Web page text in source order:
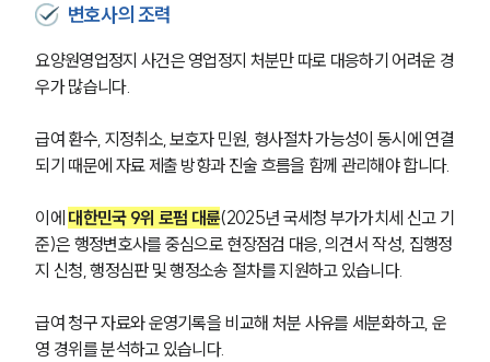
대륜법률상담예약
변호사의 조력
요양원영업정지 사건은 영업정지 처분만 따로 대응하기 어려운 경
우가 많습니다.
급여 환수, 지정취소, 보호자 민원, 형사절차 가능성이 동시에 연결
되기 때문에 자료 제출 방향과 진술 흐름을 함께 관리해야 합니다.
이에 대한민국 9위 로펌 대륜(2025년 국세청 부가가치세 신고 기
준)은 행정변호사를 중심으로 현장점검 대응, 의견서 작성, 집행정
지 신청, 행정심판 및 행정소송 절차를 지원하고 있습니다.
급여 청구 자료와 운영기록을 비교해 처분 사유를 세분화하고, 운
영 경위를 분석하고 있습니다.